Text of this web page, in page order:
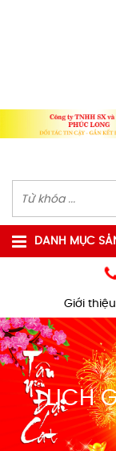
DANH MỤC
Giới thiệu
LỊCH